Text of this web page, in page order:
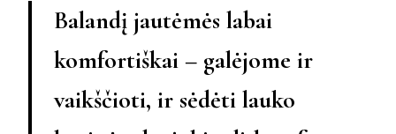
Balandį jautėmės labai
komfortiškai – galėjome ir
vaikščioti, ir sėdėti lauko